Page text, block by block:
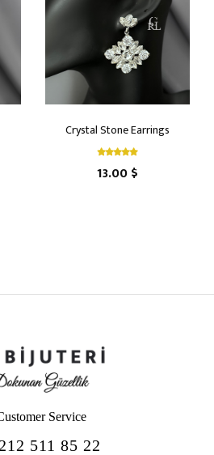
Crystal Stone Earrings
13.00 $
Service
511 85 22